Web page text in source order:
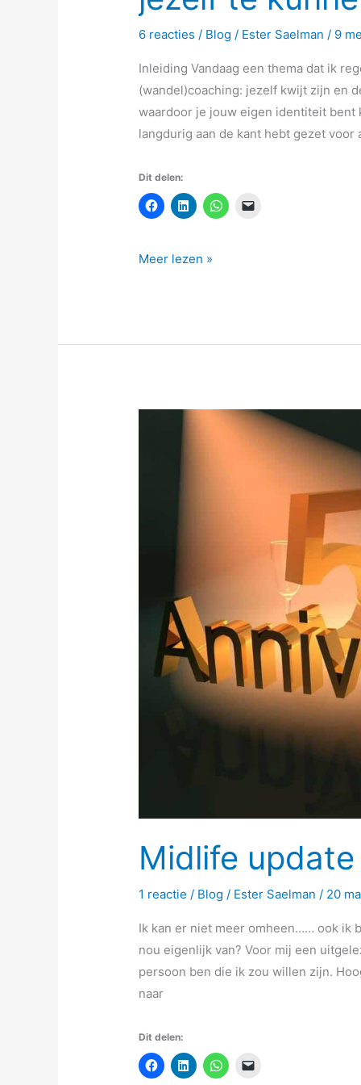
6 reacties / Blog / Ester Saelman / 9
Inleiding Vandaag een thema dat ik
(wandel)coaching: jezelf kwijt zijn en
waardoor je jouw eigen identiteit bent
langdurig aan de kant hebt gezet
Dit delen:
Meer lezen »
Midlife update
1 reactie / Blog / Ester Saelman/ 20
Ik kan er niet meer omheen…… ook ik
nou eigenlijk van? Voor mij een
persoon ben die ik zou willen zijn.
naar
Dit delen: